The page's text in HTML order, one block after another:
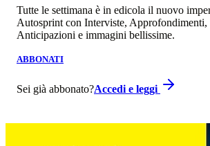
Tutte le settimana è in edicola il nuovo
Autosprint con Interviste, Approfondimenti,
Anticipazioni e immagini bellissime.
ABBONATI
Sei già abbonato?Accedi e leggi